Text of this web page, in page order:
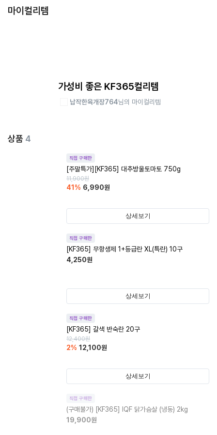
마이컬리템
가성비 좋은 KF365컬리템
납작한육개장764님의 마이컬리템
상품 4
직접 구매한
[주말특가][KF365] 대추방울토마토 750g
11,900원
41 % 6,990원
상세보기
직접 구매한
[KF365] 무항생제 1+등급란 XL(특란) 10구
4,250원
상세보기
직접 구매한
[KF365] 갈색 반숙란 20구
12,400원
2% 12,100원
상세보기
직접 구매한
(구매불가) [KF365] IQF 닭가슴살 (냉동) 2kg
19,900원